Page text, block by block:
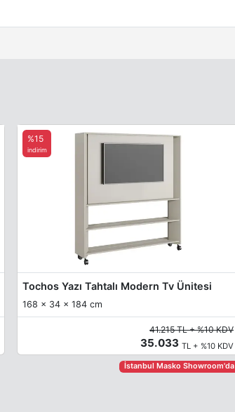
Tochos Yazı Tahtalı Modern Tv Ünitesi
168 x 34 x 184 cm
%15
indirim
41.215 TL + %10 KDV
35.033TL + %10 KDV
İstanbul Masko Showroom'da